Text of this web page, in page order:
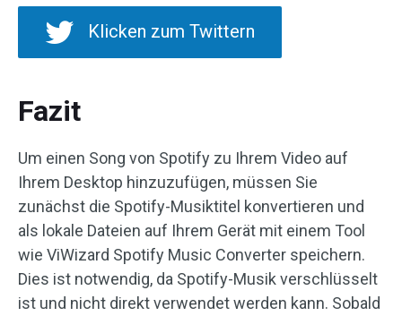
Klicken zum Twittern
Fazit
Um einen Song von Spotify zu Ihrem Video auf
Ihrem Desktop hinzuzufügen, müssen Sie
zunächst die Spotify-Musiktitel konvertieren und
als lokale Dateien auf Ihrem Gerät mit einem Tool
wie ViWizard Spotify Music Converter speichern.
Dies ist notwendig, da Spotify-Musik verschlüsselt
ist und nicht direkt verwendet werden kann. Sobald